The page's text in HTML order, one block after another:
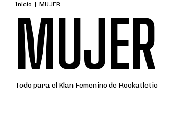
Inicio | MUJER
MUJER
Todo para el Klan Femenino de Rockatletic